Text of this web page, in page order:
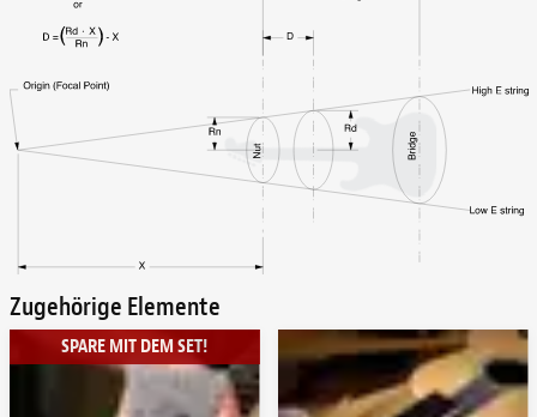
Zugehörige Elemente
SPARE MIT DEM SET!